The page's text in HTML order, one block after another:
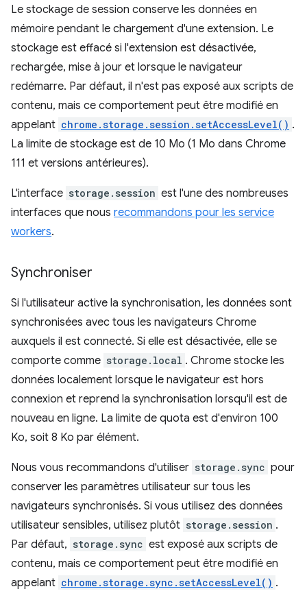
Le stockage de session conserve les données en
mémoire pendant le chargement d'une extension. Le
stockage est effacé si l'extension est désactivée,
rechargée, mise à jour et lorsque le navigateur
redémarre. Par défaut, il n'est pas exposé aux scripts de
contenu, mais ce comportement peut être modifié en
appelant chrome.storage.session.setAccessLevel() .
La limite de stockage est de 10 Mo (1 Mo dans Chrome
111 et versions antérieures).
L'interface storage.session est l'une des nombreuses
interfaces que nous recommandons pour les service
workers.
Synchroniser
Si l'utilisateur active la synchronisation, les données sont
synchronisées avec tous les navigateurs Chrome
auxquels il est connecté. Si elle est désactivée, elle se
comporte comme storage.local . Chrome stocke les
données localement lorsque le navigateur est hors
connexion et reprend la synchronisation lorsqu'il est de
nouveau en ligne. La limite de quota est d'environ 100
Ko, soit 8 Ko par élément.
Nous vous recommandons d'utiliser storage.sync pour
conserver les paramètres utilisateur sur tous les
navigateurs synchronisés. Si vous utilisez des données
utilisateur sensibles, utilisez plutôt storage.session .
Par défaut, storage.sync est exposé aux scripts de
contenu, mais ce comportement peut être modifié en
appelant chrome.storage.sync.setAccessLevel() .